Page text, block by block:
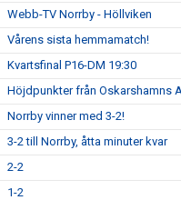
Webb-TV Norrby - Höllviken
Vårens sista hemmamatch!
Kvartsfinal P16-DM 19:30
Höjdpunkter från Oskarshamns
Norrby vinner med 3-2!
3-2 till Norrby, åtta minuter kvar
2-2
1-2